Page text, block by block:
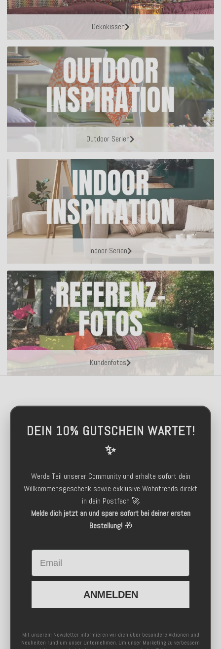
Dekokissen
Outdoor Serien
Indoor Serien
Kundenfotos
DEIN 10% GUTSCHEIN WARTET!
✨
Werde Teil unserer Community und erhalte sofort dein
Willkommensgeschenk sowie exklusive Wohntrends direkt
in dein Postfach 🚀
Melde dich jetzt an und spare sofort bei deiner ersten
Bestellung!🎁
Email
ANMELDEN
Mit unserem Newsletter informieren wir dich über besondere Aktionen und
Neuheiten rund um unser Unternehmen. Um unser Marketing zu verbessern